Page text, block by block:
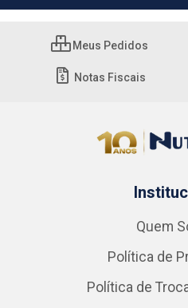
Meus Pedidos
Notas Fiscais
Quem
Política de
Política de